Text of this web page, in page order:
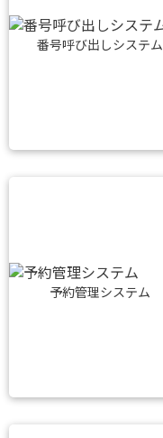
番号呼び出しシステム
予約管理システム